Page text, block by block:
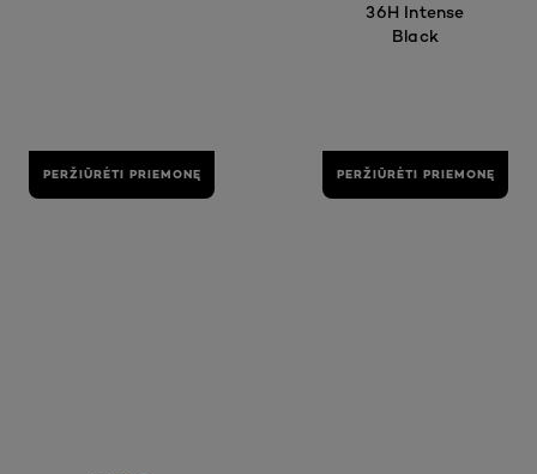
PERŽIŪRĖTI PRIEMONĘ
36H Intense
Black
PERŽIŪRĖTI PRIEMONĘ